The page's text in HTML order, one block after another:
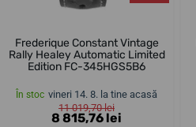
Frederique Constant Vintage
Rally Healey Automatic Limited
Edition FC-345HGS5B6
În stoc vineri 14. 8. la tine acasă
11 019,70 lei
8 815,76 lei